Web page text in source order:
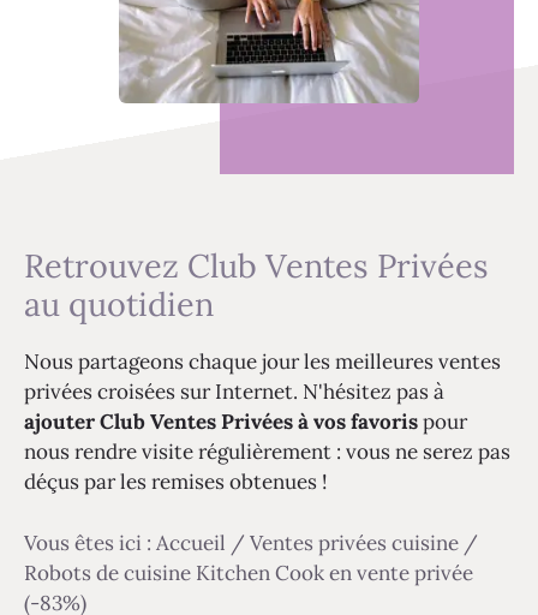
Retrouvez Club Ventes Privées
au quotidien
Nous partageons chaque jour les meilleures ventes
privées croisées sur Internet. N'hésitez pas à
ajouter Club Ventes Privées à vos favorispour
nous rendre visite régulièrement : vous ne serez pas
déçus par les remises obtenues !
Vous êtes ici : Accueil / Ventes privées cuisine /
Robots de cuisine Kitchen Cook en vente privée
(-83%)